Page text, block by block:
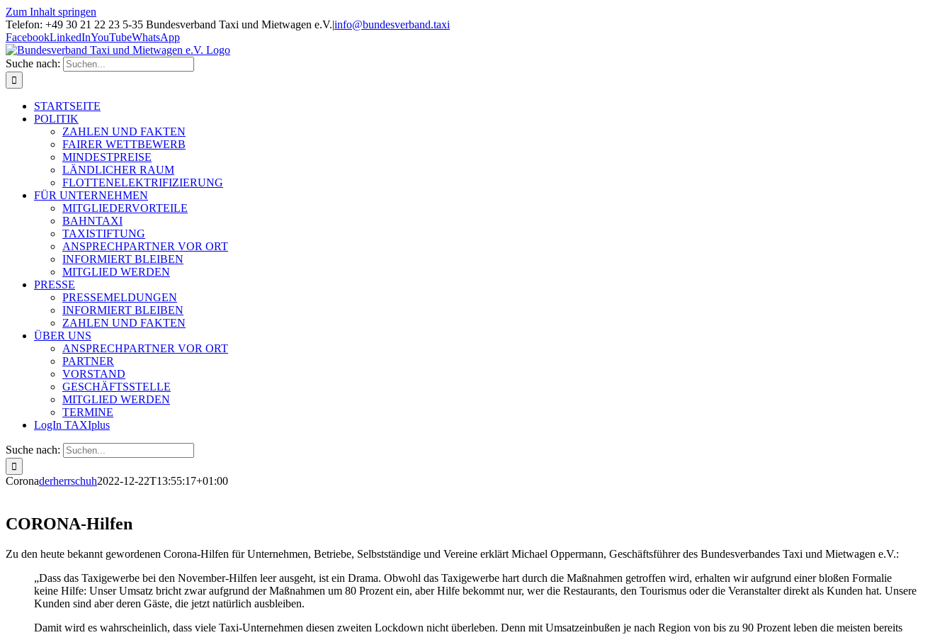
Zum Inhalt springen
Telefon: +49 30 21 22 23 5-35 Bundesverband Taxi und Mietwagen e.V.|info@bundesverband.taxi
FacebookLinkedInYouTubeWhatsApp
Suche nach:
STARTSEITE
POLITIK
ZAHLEN UND FAKTEN
FAIRER WETTBEWERB
MINDESTPREISE
LÄNDLICHER RAUM
FLOTTENELEKTRIFIZIERUNG
FÜR UNTERNEHMEN
MITGLIEDERVORTEILE
BAHNTAXI
TAXISTIFTUNG
ANSPRECHPARTNER VOR ORT
INFORMIERT BLEIBEN
MITGLIED WERDEN
PRESSE
PRESSEMELDUNGEN
INFORMIERT BLEIBEN
ZAHLEN UND FAKTEN
ÜBER UNS
ANSPRECHPARTNER VOR ORT
PARTNER
VORSTAND
GESCHÄFTSSTELLE
MITGLIED WERDEN
TERMINE
LogIn TAXIplus
Suche nach:
Coronaderherrschuh2022-12-22T13:55:17+01:00
CORONA-Hilfen
Zu den heute bekannt gewordenen Corona-Hilfen für Unternehmen, Betriebe, Selbstständige und Vereine erklärt Michael Oppermann, Geschäftsführer des Bundesverbandes Taxi und Mietwagen e.V.:
„Dass das Taxigewerbe bei den November-Hilfen leer ausgeht, ist ein Drama. Obwohl das Taxigewerbe hart durch die Maßnahmen getroffen wird, erhalten wir aufgrund einer bloßen Formalie
keine Hilfe: Unser Umsatz bricht zwar aufgrund der Maßnahmen um 80 Prozent ein, aber Hilfe bekommt nur, wer die Restaurants, den Tourismus oder die Veranstalter direkt als Kunden hat. Unsere
Kunden sind aber deren Gäste, die jetzt natürlich ausbleiben.
Damit wird es wahrscheinlich, dass viele Taxi-Unternehmen diesen zweiten Lockdown nicht überleben. Denn mit Umsatzeinbußen je nach Region von bis zu 90 Prozent leben die meisten bereits